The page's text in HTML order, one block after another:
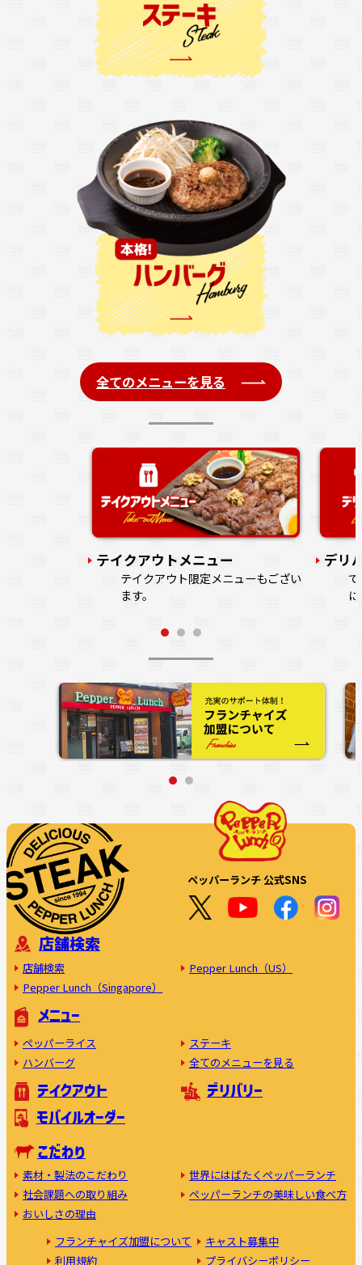
全てのメニューを見る
テイクアウトメニュー
テイクアウト限定メニューもござい
ます。
デリ
ペッパーランチ 公式SNS
店舗検索
店舗検索
Pepper Lunch（US）
Pepper Lunch（Singapore）
メニュー
ペッパーライス
ステーキ
ハンバーグ
全てのメニューを見る
テイクアウト
デリバリー
モバイルオーダー
こだわり
素材・製法のこだわり
世界にはばたくペッパーランチ
社会課題への取り組み
ペッパーランチの美味しい食べ方
おいしさの理由
フランチャイズ加盟について
キャスト募集中
利用規約
プライバシーポリシー